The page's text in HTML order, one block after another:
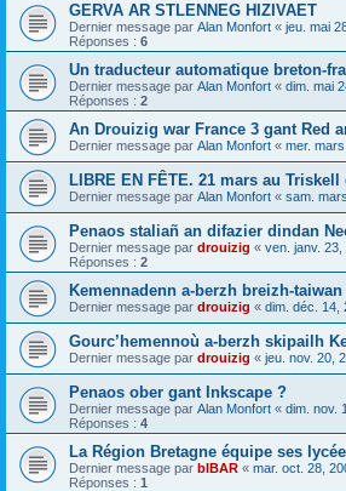
GERVA AR STLENNEG HIZIVAET
Dernier message par Alan Monfort « jeu. mai
Réponses : 6
Un traducteur automatique breton-
Dernier message par Alan Monfort « dim. mai
Réponses : 2
An Drouizig war France 3 gant Red
Dernier message par Alan Monfort « mer.
LIBRE EN FÊTE. 21 mars au
Dernier message par Alan Monfort « sam.
Penaos staliañ an difazier dindan
Dernier message par drouizig « ven. janv.
Réponses : 2
Kemennadenn a-berzh breizh-taiwan
Dernier message par drouizig « dim. déc. 14,
Gourc’hemennoù a-berzh skipailh
Dernier message par drouizig « jeu. nov. 20,
Penaos ober gant Inkscape ?
Dernier message par Alan Monfort « dim. nov.
Réponses : 4
La Région Bretagne équipe ses
Dernier message par bIBAR « mar. oct. 28,
Réponses : 1